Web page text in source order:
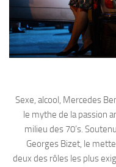
Sexe, alcool, Mercedes
le mythe de la passion
milieu des 70’s.
Georges Bizet, le
deux des rôles les plus